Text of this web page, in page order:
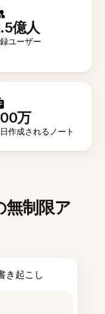
億人
ユーザー
万
作成されるノート
無制限ア
き起こし